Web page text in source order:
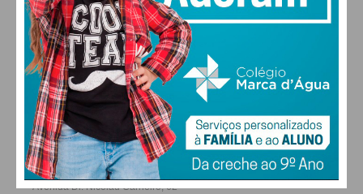
ALTERAR
FARMACIAS DE SERVIÇO EM PAÇOS DE
FERREIRA